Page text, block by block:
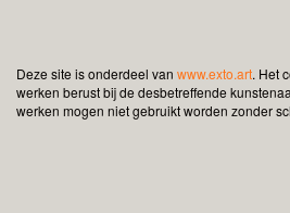
Deze site is onderdeel van www.exto.art. Het
werken berust bij de desbetreffende
werken mogen niet gebruikt worden zonder